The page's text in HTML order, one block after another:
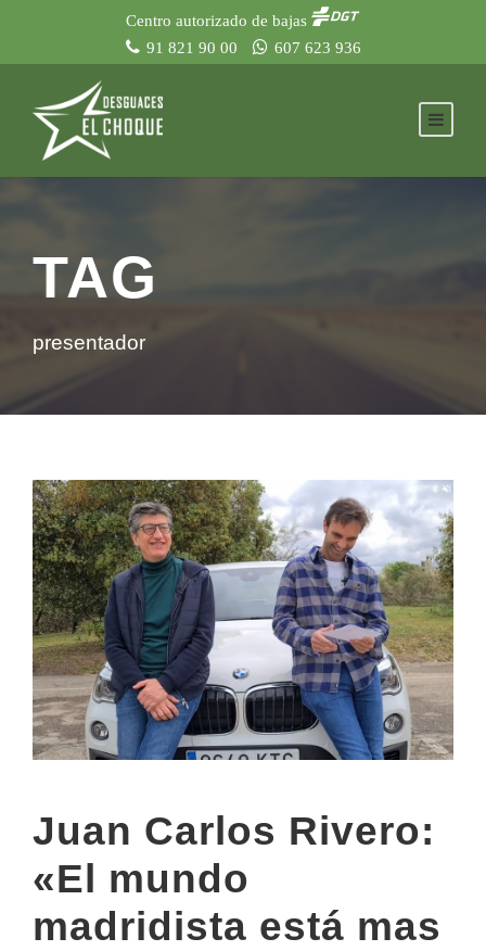
Centro autorizado de bajas
91 821 90 00
607 623 936
TAG
presentador
Juan Carlos Rivero:
«El mundo
madridista está mas